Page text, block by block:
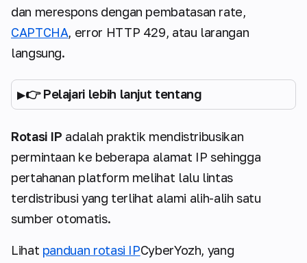
dan merespons dengan pembatasan rate,
CAPTCHA, error HTTP 429, atau larangan
langsung.
👉 Pelajari lebih lanjut tentang
Rotasi IP adalah praktik mendistribusikan
permintaan ke beberapa alamat IP sehingga
pertahanan platform melihat lalu lintas
terdistribusi yang terlihat alami alih-alih satu
sumber otomatis.
Lihat panduan rotasi IPCyberYozh, yang